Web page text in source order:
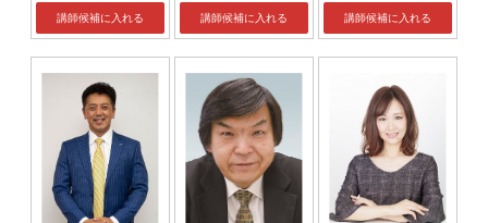
講師候補に入れる 講師候補に入れる 講師候補に入れる